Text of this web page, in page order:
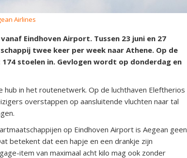
Airlines
Eindhoven Airport. Tussen 23 juni en 27
twee keer per week naar Athene. Op de
stoelen in. Gevlogen wordt op donderdag en
hub in het routenetwerk. Op de luchthaven Eleftherios
overstappen op aansluitende vluchten naar tal
op Eindhoven Airport is Aegean geen
betekent dat een hapje en een drankje zijn
item van maximaal acht kilo mag ook zonder